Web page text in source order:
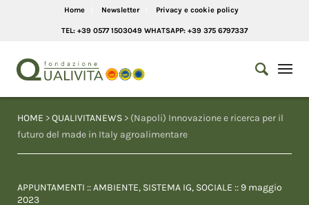
Home Newsletter Privacy e cookie policy
TEL: +39 0577 1503049 WHATSAPP: +39 375 6797337
HOME >QUALIVITANEWS > (Napoli) Innovazione e ricerca per il
futuro del made in Italy agroalimentare
APPUNTAMENTI ::AMBIENTE, SISTEMA IG, SOCIALE :: 9 maggio
2023